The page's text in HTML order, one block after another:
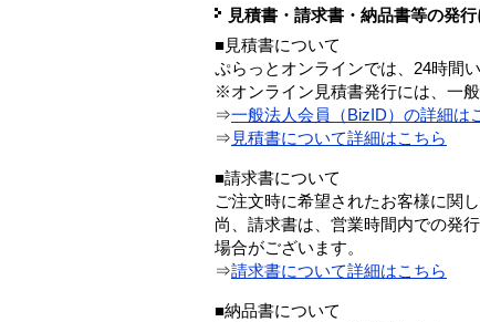
見積書・請求書・納品書等の発
■見積書について
ぷらっとオンラインでは、24時間
※オンライン見積書発行には、一
⇒一般法人会員（BizID）の詳細は
⇒ 見積書について詳細はこちら
■請求書について
ご注文時に希望されたお客様に関
尚、請求書は、営業時間内での発
場合がございます。
⇒請求書について詳細はこちら
■納品書について